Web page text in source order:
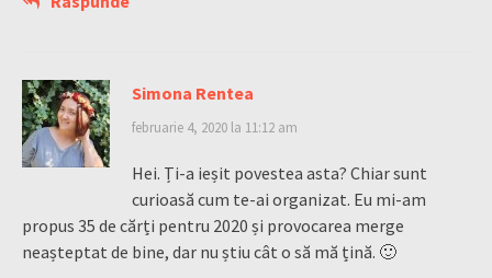
Simona Rentea
februarie 4, 2020 la 11:12 am
Hei. Ți-a ieșit povestea asta? Chiar sunt
curioasă cum te-ai organizat. Eu mi-am
propus 35 de cărți pentru 2020 și provocarea merge
neașteptat de bine, dar nu știu cât o să mă țină. 🙂